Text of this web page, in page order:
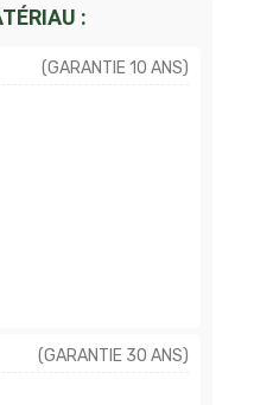
:
(GARANTIE 10 ANS)
(GARANTIE 30 ANS)